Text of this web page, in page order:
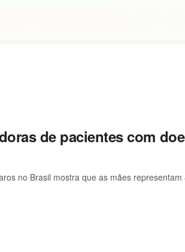
de pacientes com
no Brasil mostra que as mães